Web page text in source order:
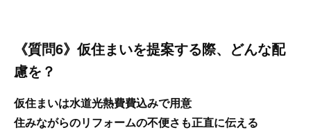
《質問6》仮住まいを提案する際、どんな配
慮を？
仮住まいは水道光熱費費込みで用意
住みながらのリフォームの不便さも正直に伝える